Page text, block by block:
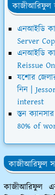
কাজীআরিফুল
এনআইডি
Server
এনআইডি
Reissue
যশোর
নিন |
interest
স্তন
80% of
কাজীআরিফুল
কাজীআরিফুল